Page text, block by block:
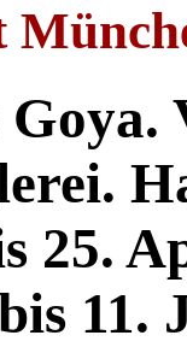
25.
11.